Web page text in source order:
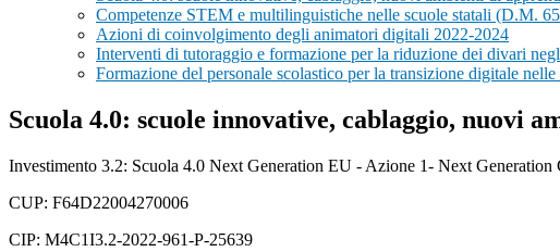
Competenze STEM e multilinguistiche nelle scuole statali (D.M.
Azioni di coinvolgimento degli animatori digitali 2022-2024
Interventi di tutoraggio e formazione per la riduzione dei divari
Formazione del personale scolastico per la transizione digitale
Scuola 4.0: scuole innovative, cablaggio, nuovi
Investimento 3.2: Scuola 4.0 Next Generation EU - Azione 1- Next Generation
CUP: F64D22004270006
CIP: M4C1I3.2-2022-961-P-25639